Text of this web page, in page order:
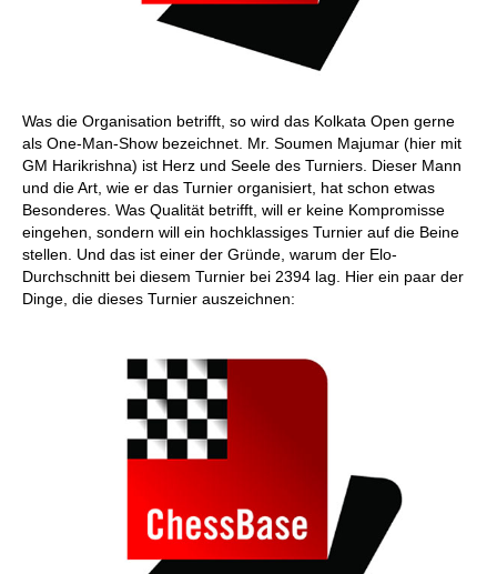
Was die Organisation betrifft, so wird das Kolkata Open gerne
als One-Man-Show bezeichnet. Mr. Soumen Majumar (hier mit
GM Harikrishna) ist Herz und Seele des Turniers. Dieser Mann
und die Art, wie er das Turnier organisiert, hat schon etwas
Besonderes. Was Qualität betrifft, will er keine Kompromisse
eingehen, sondern will ein hochklassiges Turnier auf die Beine
stellen. Und das ist einer der Gründe, warum der Elo-
Durchschnitt bei diesem Turnier bei 2394 lag. Hier ein paar der
Dinge, die dieses Turnier auszeichnen: